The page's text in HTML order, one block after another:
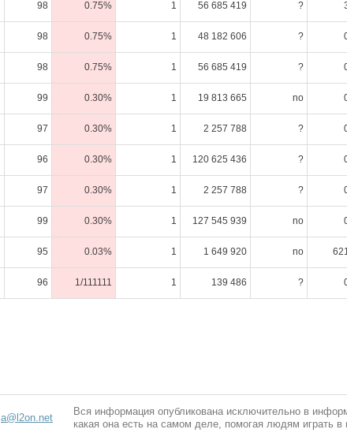
98 0.75% 1 56 685 419 ?
98 0.75% 1 48 182 606 ?
98 0.75% 1 56 685 419 ?
99 0.30% 1 19 813 665 no
97 0.30% 1 2 257 788 ?
96 0.30% 1 120 625 436 ?
97 0.30% 1 2 257 788 ?
99 0.30% 1 127 545 939 no
95 0.03% 1 1 649 920 no
96 1/111111 1 139 486 ?
a@l2on.net
Вся информация опубликована исключительно в
какая она есть на самом деле, помогая людям играть